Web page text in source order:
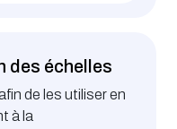
des échelles
de les utiliser en
à la